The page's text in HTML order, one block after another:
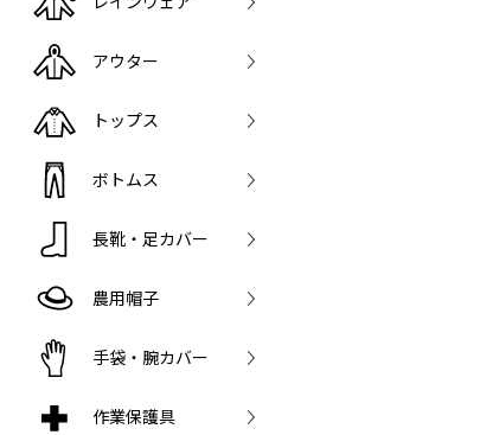
アウター
トップス
ボトムス
長靴・足カバー
農用帽子
手袋・腕カバー
作業保護具